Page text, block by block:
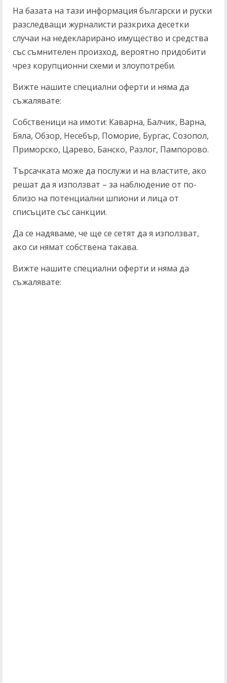
На базата на тази информация български и руски
разследващи журналисти разкриха десетки
случаи на недекларирано имущество и средства
със съмнителен произход, вероятно придобити
чрез корупционни схеми и злоупотреби.
Вижте нашите специални оферти и няма да
съжалявате:
Собственици на имоти: Каварна, Балчик, Варна,
Бяла, Обзор, Несебър, Поморие, Бургас, Созопол,
Приморско, Царево, Банско, Разлог, Пампорово.
Търсачката може да послужи и на властите, ако
решат да я използват – за наблюдение от по-
близо на потенциални шпиони и лица от
списъците със санкции.
Да се надяваме, че ще се сетят да я използват,
ако си нямат собствена такава.
Вижте нашите специални оферти и няма да
съжалявате: